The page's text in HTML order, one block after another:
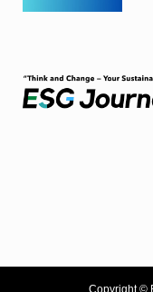
Copyright ©